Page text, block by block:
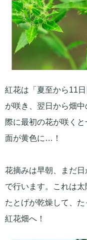
紅花は「夏至から11
が咲き、翌日から畑
際に最初の花が咲く
面が黄色に…！
花摘みは早朝、まだ
で行います。これは
たとげが乾燥して、
紅花畑へ！